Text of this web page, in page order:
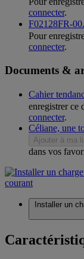
connecter.
F02128FR-
Pour
connecter.
Documents &
Cahier
enregistrer ce
connecter.
Céliane, une
Ajouter à ma
dans vos
Installer un